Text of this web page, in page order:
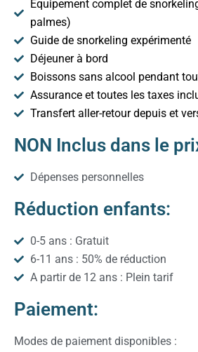
Équipement complet de
palmes)
Guide de snorkeling expérimenté
Déjeuner à bord
Boissons sans alcool pendant
Assurance et toutes les taxes
Transfert aller-retour depuis et
NON Inclus dans le
Dépenses personnelles
Réduction enfants:
0-5 ans : Gratuit
6-11 ans : 50% de réduction
A partir de 12 ans : Plein tarif
Paiement:
Modes de paiement disponibles :